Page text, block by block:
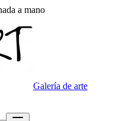
a mano
Galería de arte